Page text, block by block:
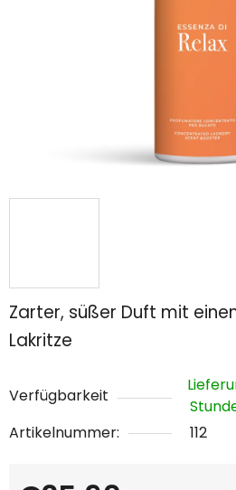
Zarter, süßer Duft mit
Lakritze
Verfügbarkeit
Artikelnummer:
112